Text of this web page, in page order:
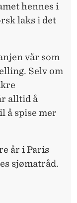
hennes i
laks i det
vår som
Selv om
alltid å
å spise mer
år i Paris
sjømatråd.